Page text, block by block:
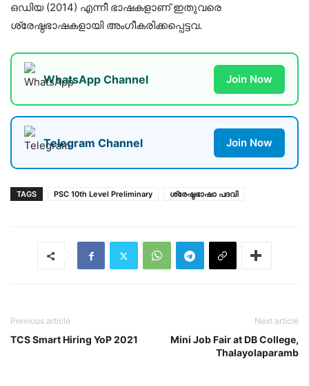
ഒഡിയ (2014) എന്നീ ഭാഷകളാണ് ഇതുവരെ
ശ്രേഷ്ഠഭാഷകളായി അംഗീകരിക്കപ്പെട്ടവ.
WhatsApp Channel Join Now
Telegram Channel Join Now
TAGS PSC 10th Level Preliminary ശ്രേഷ്ഠഭാഷാ പദവി
Previous article
TCS Smart Hiring YoP 2021
Next article
Mini Job Fair at DB College,
Thalayolaparamb